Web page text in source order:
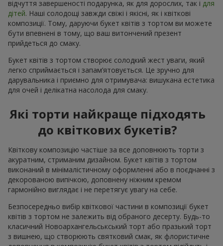
відчуття завершеності подарунка, як для дорослих, так і для
дітей. Наші солодощі завжди свіжі і якісні, як і квіткові
композиції. Тому, даруючи букет квітів з тортом ви можете
бути впевнені в тому, що ваш витончений презент
прийдеться до смаку.
Букет квітів з тортом створює солодкий жест уваги, який
легко сприймається і запам’ятовується. Це зручно для
дарувальника і приємно для отримувача: вишукана естетика
для очей і делікатна насолода для смаку.
Які торти найкраще підходять
до квіткових букетів?
Квіткову композицію частіше за все доповнюють торти з
акуратним, стриманим дизайном. Букет квітів з тортом
виконаний в мінімалістичному оформленні або в поєднанні з
декорованою випічкою, доповнену ніжним кремом
гармонійно виглядає і не перетягує увагу на себе.
Безпосередньо вибір квіткової частини в композиції букет
квітів з тортом не залежить від обраного десерту. Будь-то
класичний Новоархангельськський торт або празький торт
з вишнею, що створюють святковий смак, як флористичне